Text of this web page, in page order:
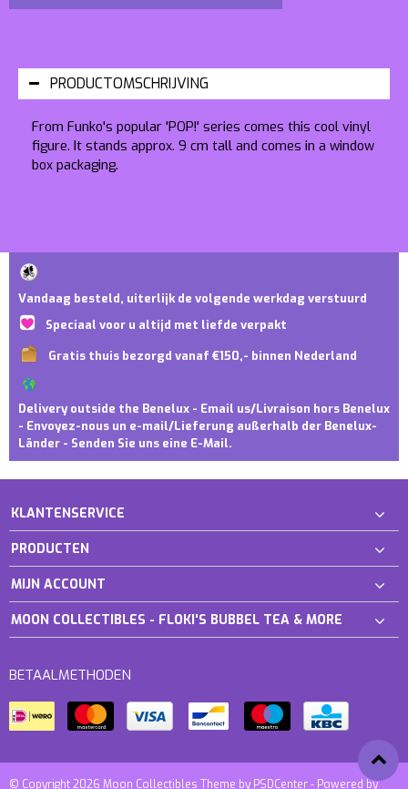
PRODUCTOMSCHRIJVING
From Funko's popular 'POP!' series comes this cool vinyl
figure. It stands approx. 9 cm tall and comes in a window
box packaging.
Vandaag besteld, uiterlijk de volgende werkdag verstuurd
Speciaal voor u altijd met liefde verpakt
Gratis thuis bezorgd vanaf €150,- binnen Nederland
Delivery outside the Benelux - Email us/Livraison hors Benelux
- Envoyez-nous un e-mail/Lieferung außerhalb der Benelux-
Länder - Senden Sie uns eine E-Mail.
KLANTENSERVICE
PRODUCTEN
MIJN ACCOUNT
MOON COLLECTIBLES - FLOKI'S BUBBEL TEA & MORE
BETAALMETHODEN
© Copyright 2026 Moon Collectibles Theme by PSDCenter- Powered by